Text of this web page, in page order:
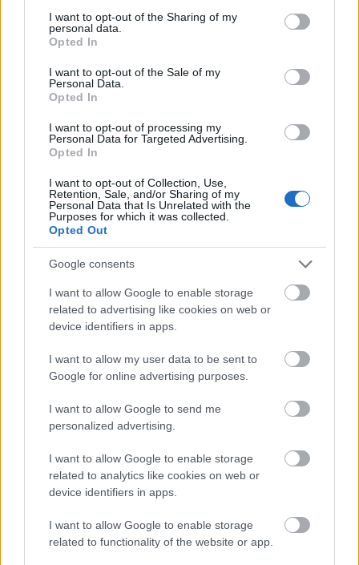
not limited to your visit or usage behaviour. You may click to
grant or deny consent to Google and its third-party tags to
use your data for below specified purposes in below Google
consent section.
I want to opt-out of the Sharing of my
personal data.
Opted In
I want to opt-out of the Sale of my
Personal Data.
Opted In
I want to opt-out of processing my
Personal Data for Targeted Advertising.
Opted In
I want to opt-out of Collection, Use,
Retention, Sale, and/or Sharing of my
Personal Data that Is Unrelated with the
Purposes for which it was collected.
Opted Out
Google consents
I want to allow Google to enable storage
related to advertising like cookies on web or
device identifiers in apps.
I want to allow my user data to be sent to
Google for online advertising purposes.
I want to allow Google to send me
personalized advertising.
I want to allow Google to enable storage
related to analytics like cookies on web or
device identifiers in apps.
I want to allow Google to enable storage
related to functionality of the website or app.